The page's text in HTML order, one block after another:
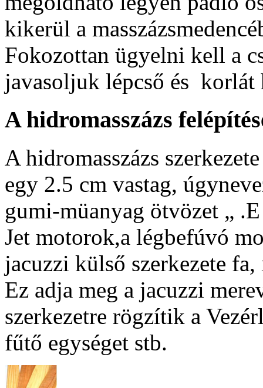
kikerül a
Fokozottan ügyelni kell a
javasoljuk lépcső és korlát
A hidromasszázs
A hidromasszázs
egy 2.5 cm vastag,
gumi-müanyag ötvözet „
Jet motorok,a légbefúvó
jacuzzi külső szerkezete
Ez adja meg a jacuzzi
szerkezetre rögzítik a
fűtő egységet stb.